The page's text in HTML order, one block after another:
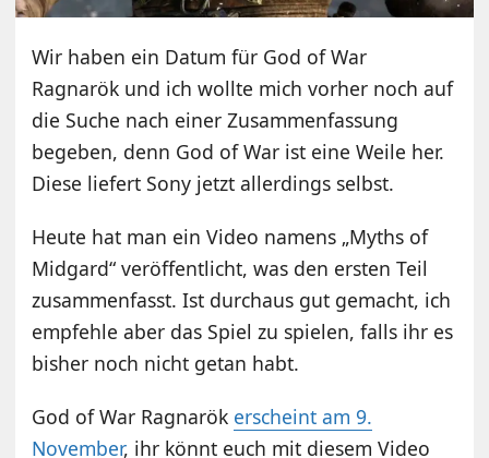
Wir haben ein Datum für God of War
Ragnarök und ich wollte mich vorher noch auf
die Suche nach einer Zusammenfassung
begeben, denn God of War ist eine Weile her.
Diese liefert Sony jetzt allerdings selbst.
Heute hat man ein Video namens „Myths of
Midgard“ veröffentlicht, was den ersten Teil
zusammenfasst. Ist durchaus gut gemacht, ich
empfehle aber das Spiel zu spielen, falls ihr es
bisher noch nicht getan habt.
God of War Ragnarök erscheint am 9.
November, ihr könnt euch mit diesem Video